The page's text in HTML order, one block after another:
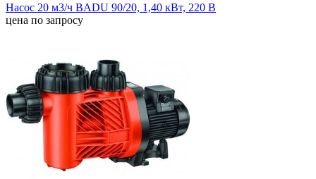
Насос 20 м3/ч BADU 90/20, 1,40 кВт, 220 В
цена по запросу